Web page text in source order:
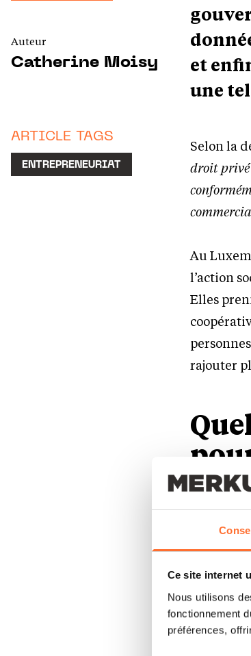
Ce site internet
Nous utilisons
fonctionnement
préférences,
Auteur
Catherine Moisy
ARTICLE TAGS
ENTREPRENEURIAT
et
une
Selon la
droit privé
Au
l’action
Elles
rajouter
définir
impact
signer